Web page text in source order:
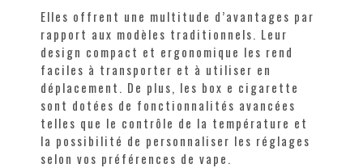
Elles offrent une multitude d’avantages par
rapport aux modèles traditionnels. Leur
design compact et ergonomique les rend
faciles à transporter et à utiliser en
déplacement. De plus, les box e cigarette
sont dotées de fonctionnalités avancées
telles que le contrôle de la température et
la possibilité de personnaliser les réglages
selon vos préférences de vape.